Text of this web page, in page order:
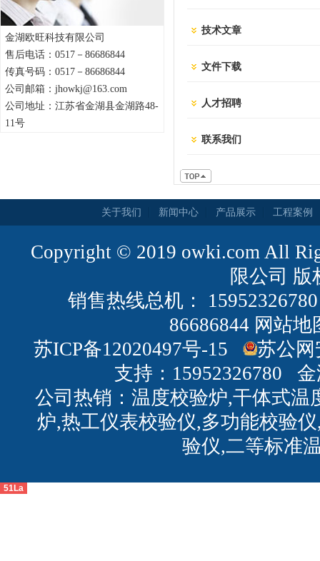
金湖欧旺科技有限公司
售后电话：0517－86686844
传真号码：0517－86686844
公司邮箱：jhowkj@163.com
公司地址：江苏省金湖县金湖路48-
11号
技术文章
文件下载
人才招聘
联系我们
关于我们 新闻中心 产品展示 工程案例
Copyright © 2019 owki.com All
限公司 版
销售热线总机：
86686844 网站地
苏ICP备12020497号-15
苏公网
支持：15952326780
公司热销：温度校验炉,干体式温
炉,热工仪表校验仪,多功能校验
验仪,二等标准
51La